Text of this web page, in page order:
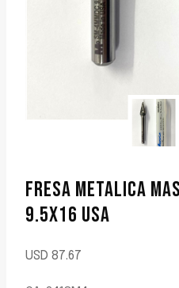
FRESA METALICA
9.5X16 USA
USD 87.67